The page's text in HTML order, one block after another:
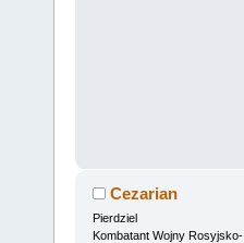
Cezarian
Pierdziel
Kombatant Wojny Rosyjsko-